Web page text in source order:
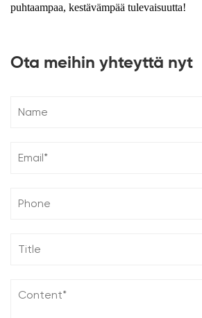
puhtaampaa, kestävämpää tulevaisuutta!
Ota meihin yhteyttä nyt